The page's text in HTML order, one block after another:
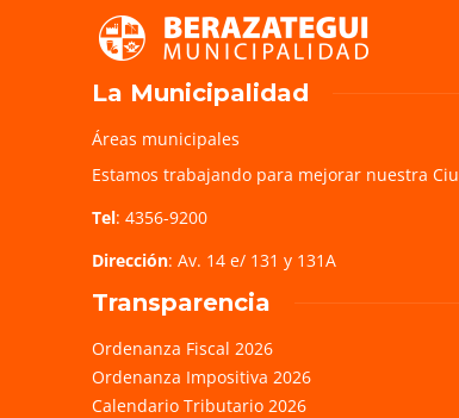
La Municipalidad
Áreas municipales
Estamos trabajando para mejorar nuestra
Tel: 4356-9200
Dirección: Av. 14 e/ 131 y 131A
Transparencia
Ordenanza Fiscal 2026
Ordenanza Impositiva 2026
Calendario Tributario 2026